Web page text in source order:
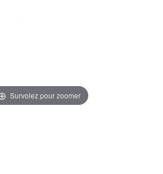
Survolez pour zoomer